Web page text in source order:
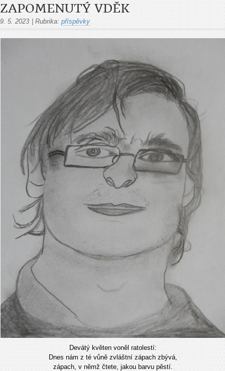
ZAPOMENUTÝ VDĚK
9. 5. 2023 Rubrika: příspěvky
Devátý květen voněl ratolestí:
Dnes nám z té vůně zvláštní zápach zbývá,
zápach, v němž čtete, jakou barvu pěstí.